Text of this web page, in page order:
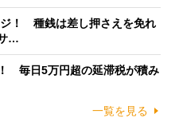
ジ！ 種銭は差し押さえを免れ
…
毎日5万円超の延滞税が積み
一覧を見る